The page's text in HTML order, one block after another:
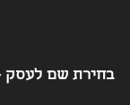
בחירת שם לעסק